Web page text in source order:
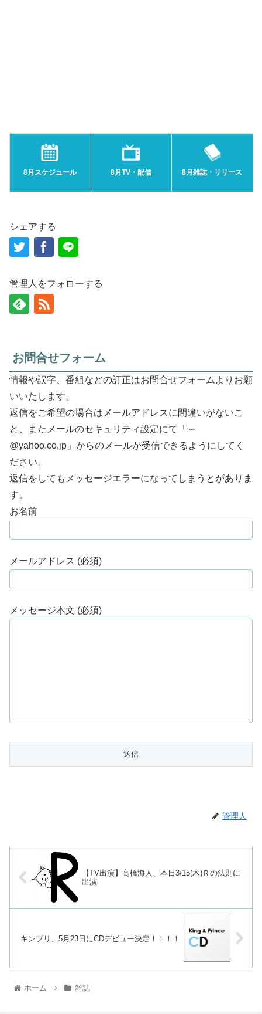
8月スケジュール 8月TV・配信 8月雑誌・リリース
シェアする
管理人をフォローする
お問合せフォーム
情報や誤字、番組などの訂正はお問合せフォームよりお願
いいたします。
返信をご希望の場合はメールアドレスに間違いがないこ
と、またメールのセキュリティ設定にて「～
@yahoo.co.jp」からのメールが受信できるようにしてく
ださい。
返信をしてもメッセージエラーになってしまうとがありま
す。
お名前
メールアドレス (必須)
メッセージ本文 (必須)
管理人
【TV出演】高橋海人、本日3/15(木)Ｒの法則に
出演
キンプリ、5月23日にCDデビュー決定！！！！
ホーム 雑誌